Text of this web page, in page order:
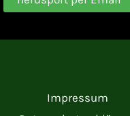
Impressum